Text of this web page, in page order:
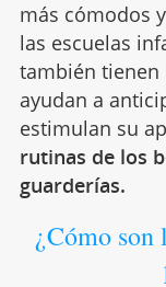
más cómodos
las escuelas
también tienen
ayudan a
estimulan su
rutinas de los
guarderías.
¿Cómo son